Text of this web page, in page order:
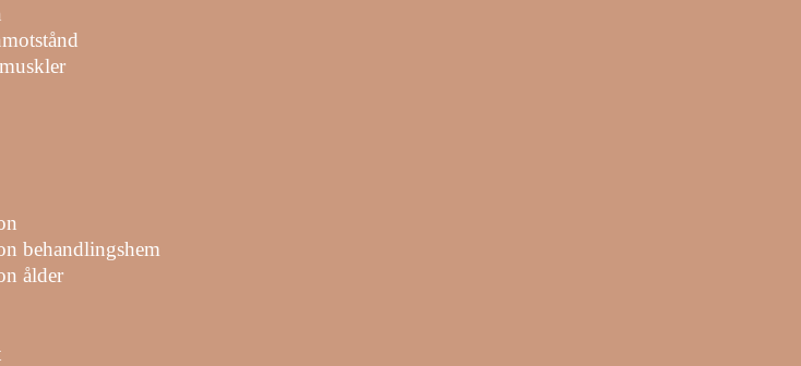
behandlingshem
ålder